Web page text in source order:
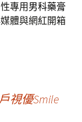
專用 男科藥膏
體與網紅開箱
視優Smile